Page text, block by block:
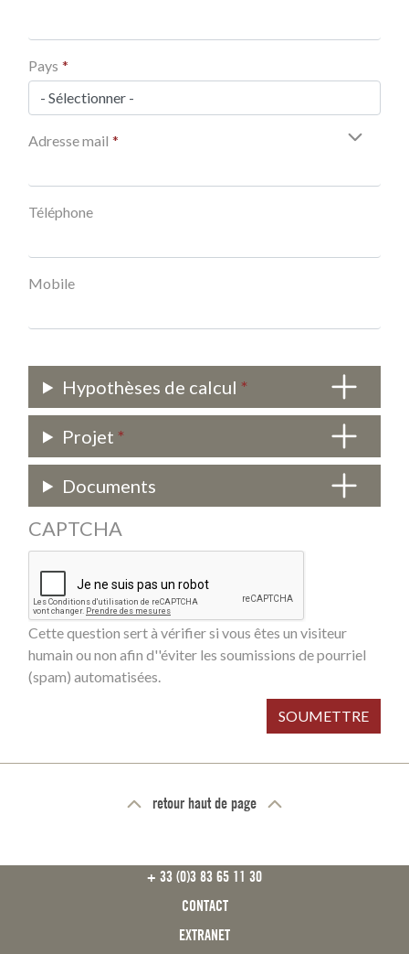
Pays
Adresse mail
Téléphone
Mobile
Hypothèses de calcul
Projet
Documents
CAPTCHA
Cette question sert à vérifier si vous êtes un visiteur
humain ou non afin d''éviter les soumissions de pourriel
(spam) automatisées.
SOUMETTRE
retour haut de page
+ 33 (0)3 83 65 11 30
CONTACT
EXTRANET